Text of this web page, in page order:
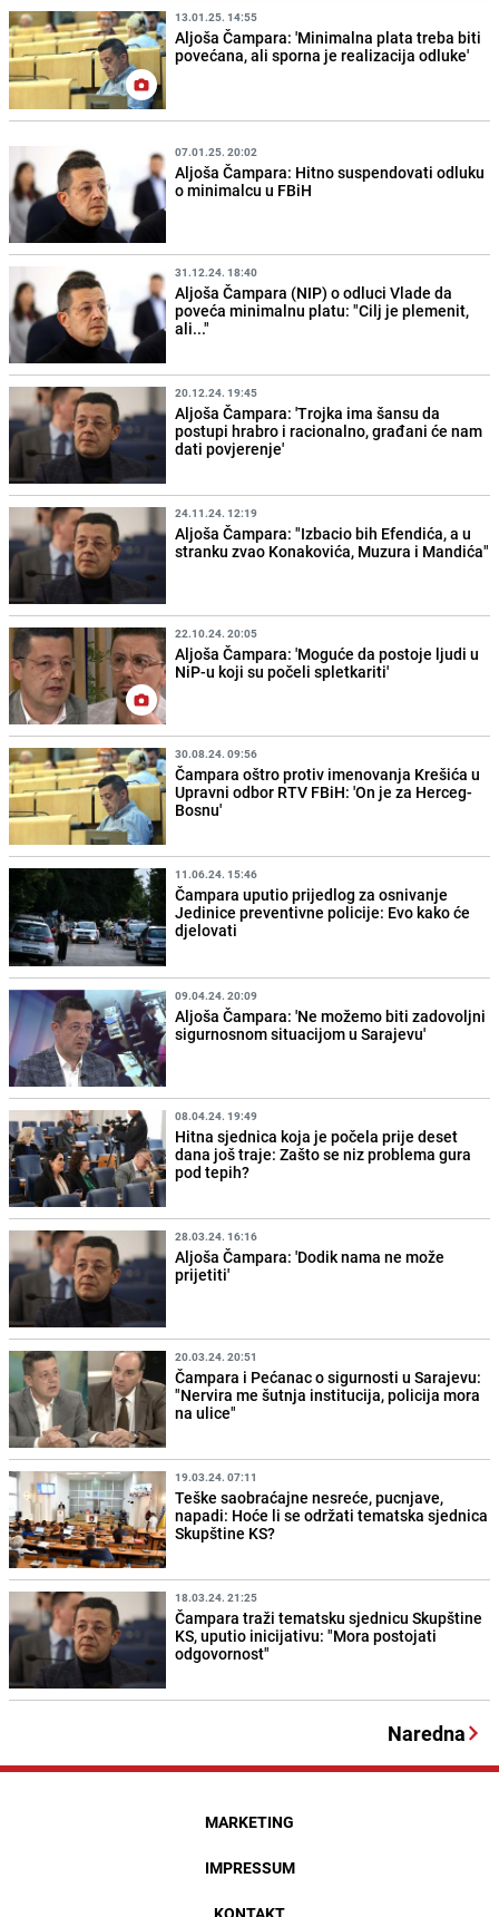
13.01.25. 14:55
Aljoša Čampara: 'Minimalna plata treba biti
povećana, ali sporna je realizacija odluke'
07.01.25. 20:02
Aljoša Čampara: Hitno suspendovati odluku
o minimalcu u FBiH
31.12.24. 18:40
Aljoša Čampara (NIP) o odluci Vlade da
poveća minimalnu platu: "Cilj je plemenit,
ali..."
20.12.24. 19:45
Aljoša Čampara: 'Trojka ima šansu da
postupi hrabro i racionalno, građani će nam
dati povjerenje'
24.11.24. 12:19
Aljoša Čampara: "Izbacio bih Efendića, a u
stranku zvao Konakovića, Muzura i Mandića"
22.10.24. 20:05
Aljoša Čampara: 'Moguće da postoje ljudi u
NiP-u koji su počeli spletkariti'
30.08.24. 09:56
Čampara oštro protiv imenovanja Krešića u
Upravni odbor RTV FBiH: 'On je za Herceg-
Bosnu'
11.06.24. 15:46
Čampara uputio prijedlog za osnivanje
Jedinice preventivne policije: Evo kako će
djelovati
09.04.24. 20:09
Aljoša Čampara: 'Ne možemo biti zadovoljni
sigurnosnom situacijom u Sarajevu'
08.04.24. 19:49
Hitna sjednica koja je počela prije deset
dana još traje: Zašto se niz problema gura
pod tepih?
28.03.24. 16:16
Aljoša Čampara: 'Dodik nama ne može
prijetiti'
20.03.24. 20:51
Čampara i Pećanac o sigurnosti u Sarajevu:
"Nervira me šutnja institucija, policija mora
na ulice"
19.03.24. 07:11
Teške saobraćajne nesreće, pucnjave,
napadi: Hoće li se održati tematska sjednica
Skupštine KS?
18.03.24. 21:25
Čampara traži tematsku sjednicu Skupštine
KS, uputio inicijativu: "Mora postojati
odgovornost"
Naredna
MARKETING
IMPRESSUM